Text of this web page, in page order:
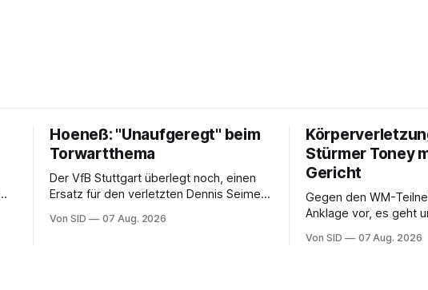
Hoeneß: "Unaufgeregt" beim
Torwartthema
Der VfB Stuttgart überlegt noch, einen
Ersatz für den verletzten Dennis Seimen
Schwaben auch die Frage nach dem
Von SID 07 Aug. 2026
Stürmer Toney
Gericht
Gegen den WM-
Anklage vor, es geht
Von SID 07 Aug. 2026